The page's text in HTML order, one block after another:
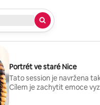
Portrét ve staré Nice
Tato session je navržena
Cílem je zachytit emoce